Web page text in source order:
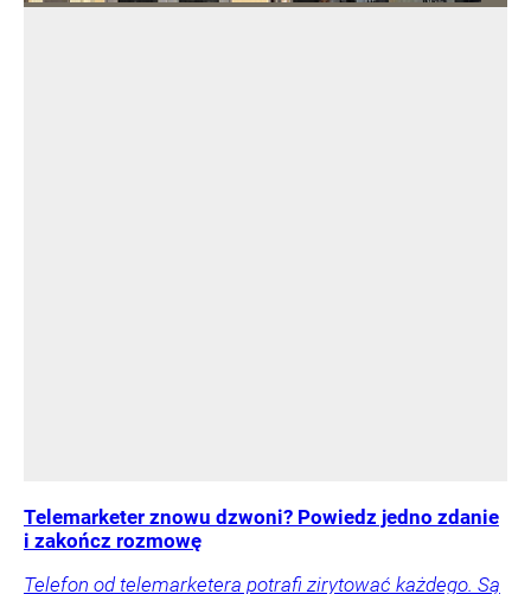
Telemarketer znowu dzwoni? Powiedz jedno zdanie
i zakończ rozmowę
Telefon od telemarketera potrafi zirytować każdego. Są